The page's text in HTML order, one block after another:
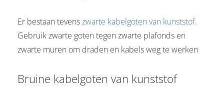
Er bestaan tevenszwarte kabelgoten van kunststof.
Gebruik zwarte goten tegen zwarte plafonds en
zwarte muren om draden en kabels weg te werken
Bruine kabelgoten van kunststof